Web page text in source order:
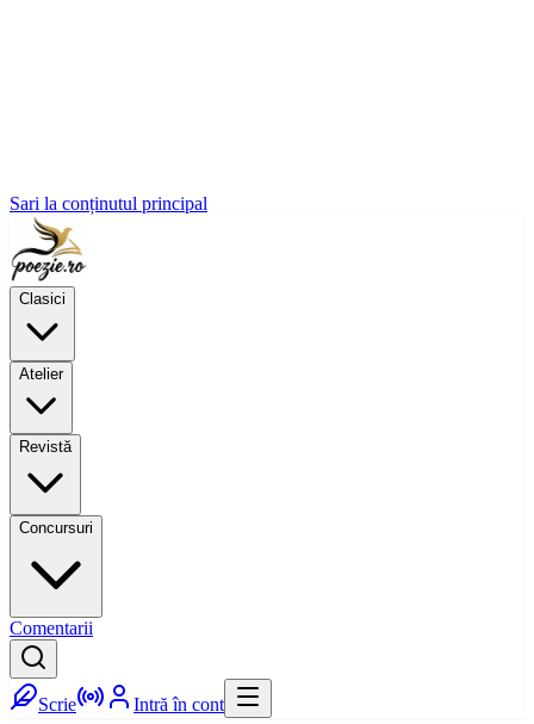
Sari la conținutul principal
Clasici
Atelier
Revistă
Concursuri
Comentarii
Scrie Intră în cont